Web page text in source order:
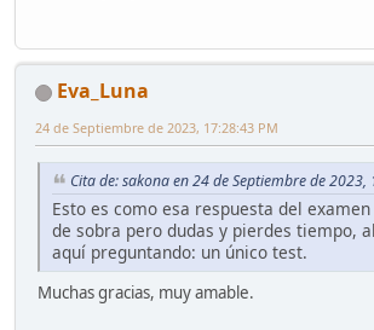
Eva_Luna
24 de Septiembre de 2023, 17:28:43 PM
Cita de: sakona en 24 de Septiembre de 2023,
Esto es como esa respuesta del
de sobra pero dudas y pierdes tiempo,
aquí preguntando: un único test.
Muchas gracias, muy amable.